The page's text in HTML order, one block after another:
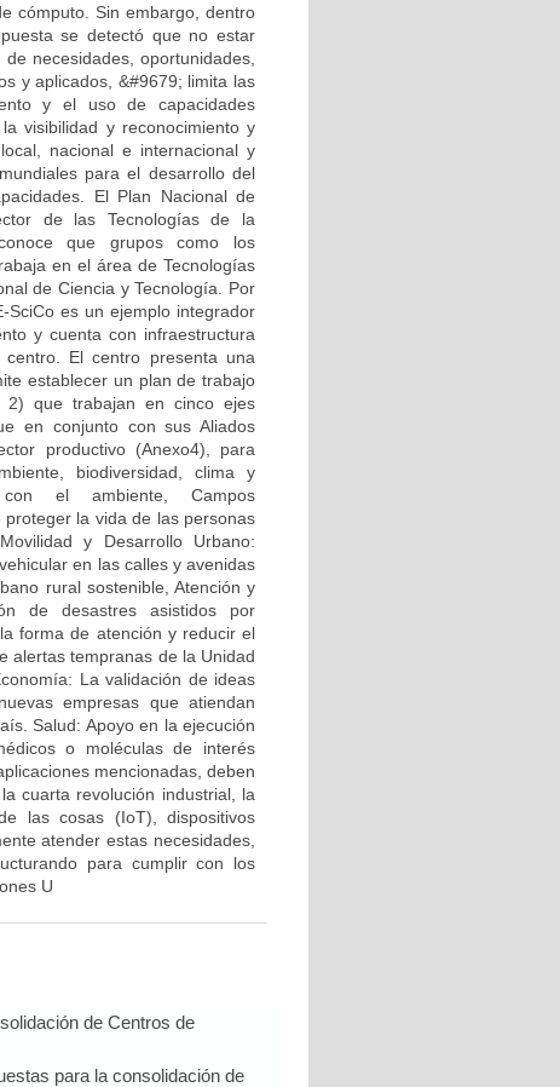
cómputo. Sin embargo, dentro
se detectó que no estar
necesidades, oportunidades,
y aplicados, &#9679; limita las
y el uso de capacidades
visibilidad y reconocimiento y
nacional e internacional y
para el desarrollo del
El Plan Nacional de
de las Tecnologías de la
que grupos como los
en el área de Tecnologías
de Ciencia y Tecnología. Por
SciCo es un ejemplo integrador
y cuenta con infraestructura
El centro presenta una
establecer un plan de trabajo
2) que trabajan en cinco ejes
en conjunto con sus Aliados
productivo (Anexo4), para
biodiversidad, clima y
con el ambiente, Campos
la vida de las personas
y Desarrollo Urbano:
en las calles y avenidas
rural sostenible, Atención y
de desastres asistidos por
forma de atención y reducir el
alertas tempranas de la Unidad
La validación de ideas
empresas que atiendan
Salud: Apoyo en la ejecución
o moléculas de interés
mencionadas, deben
cuarta revolución industrial, la
las cosas (IoT), dispositivos
atender estas necesidades,
para cumplir con los
U
de Centros de
para la consolidación de